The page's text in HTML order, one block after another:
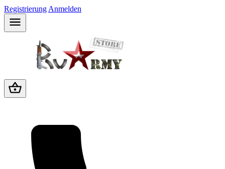
Registrierung Anmelden